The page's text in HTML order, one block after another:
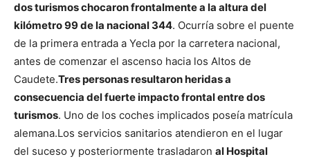
dos turismos chocaron frontalmente a la altura del
kilómetro 99 de la nacional 344. Ocurría sobre el puente
de la primera entrada a Yecla por la carretera nacional,
antes de comenzar el ascenso hacia los Altos de
Caudete.Tres personas resultaron heridas a
consecuencia del fuerte impacto frontal entre dos
turismos. Uno de los coches implicados poseía matrícula
alemana.Los servicios sanitarios atendieron en el lugar
del suceso y posteriormente trasladaron al Hospital